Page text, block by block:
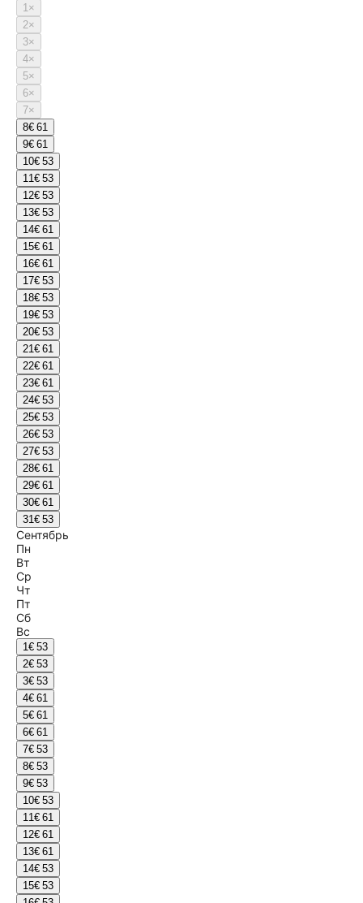
1×
2×
3×
4×
5×
6×
7×
8€ 61
9€ 61
10€ 53
11€ 53
12€ 53
13€ 53
14€ 61
15€ 61
16€ 61
17€ 53
18€ 53
19€ 53
20€ 53
21€ 61
22€ 61
23€ 61
24€ 53
25€ 53
26€ 53
27€ 53
28€ 61
29€ 61
30€ 61
31€ 53
Сентябрь
Пн
Вт
Ср
Чт
Пт
Сб
Вс
1€ 53
2€ 53
3€ 53
4€ 61
5€ 61
6€ 61
7€ 53
8€ 53
9€ 53
10€ 53
11€ 61
12€ 61
13€ 61
14€ 53
15€ 53